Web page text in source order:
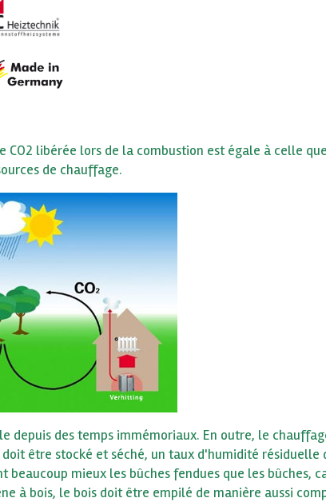
libérée lors de la combustion est égale à celle
de chauffage.
des temps immémoriaux. En outre, le
être stocké et séché, un taux d'humidité
mieux les bûches fendues que les bûches,
à bois, le bois doit être empilé de manière aussi